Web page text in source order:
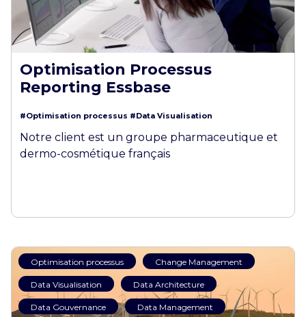
Optimisation Processus
Reporting Essbase
#Optimisation processus #Data Visualisation
Notre client est un groupe pharmaceutique et
dermo-cosmétique français
Optimisation processus Change Management
Data Visualisation Data Architecture
Data Gouvernance Data Management